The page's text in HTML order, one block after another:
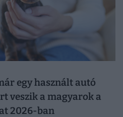
egy használt autó
veszik a magyarok a
2026-ban